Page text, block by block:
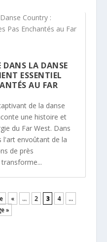
DANS LA DANSE
ESSENTIEL
AU FAR
de la danse
une histoire et
du Far West. Dans
l'art envoûtant de la
de près
« … 2 3 4
…
»